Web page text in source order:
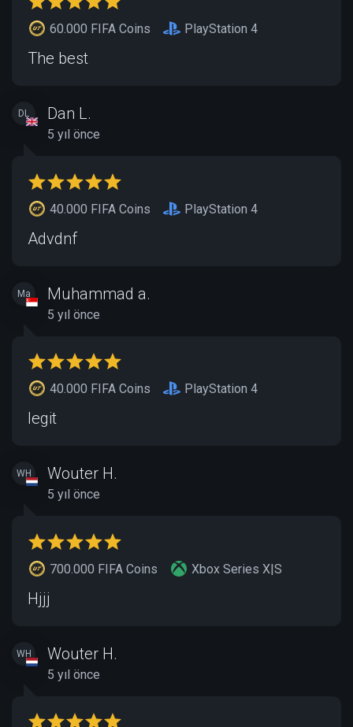
60.000 FIFA Coins PlayStation 4
The best
DL Dan L.
5 yıl önce
40.000 FIFA Coins PlayStation 4
Advdnf
Ma Muhammad a.
5 yıl önce
40.000 FIFA Coins PlayStation 4
legit
WH Wouter H.
5 yıl önce
700.000 FIFA Coins Xbox Series X|S
Hjjj
WH Wouter H.
5 yıl önce